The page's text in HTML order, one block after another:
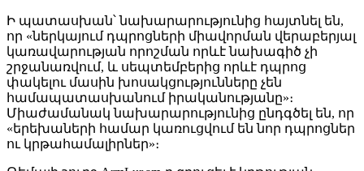
Ի պատասխան՝ նախարարությունից հայտնել են,
որ «ներկայում դպրոցների միավորման վերաբերյալ
կառավարության որոշման որևէ նախագիծ չի
շրջանառվում, և սեպտեմբերից որևէ դպրոց
փակելու մասին խոսակցությունները չեն
համապատասխանում իրականությանը»։
Միաժամանակ նախարարությունից ընդգծել են, որ
«երեխաների համար կառուցվում են նոր դպրոցներ
ու կրթահամալիրներ»։